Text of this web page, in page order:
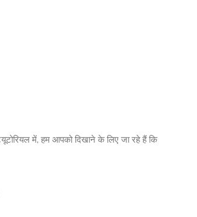
में, हम आपको दिखाने के लिए जा रहे हैं कि